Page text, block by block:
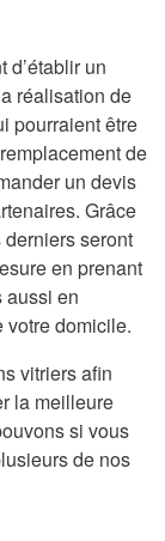
d’établir un
réalisation de
pourraient être
de
un devis
Grâce
derniers seront
en prenant
aussi en
votre domicile.
vitriers afin
la meilleure
si vous
de nos